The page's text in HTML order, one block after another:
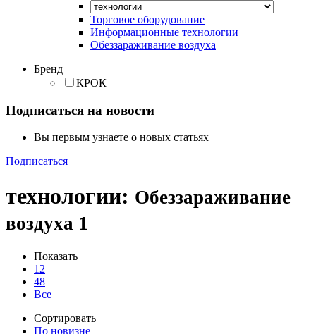
Торговое оборудование
Информационные технологии
Обеззараживание воздуха
Бренд
КРОК
Подписаться на новости
Вы первым узнаете о новых статьях
Подписаться
технологии: Обеззараживание
воздуха 1
Показать
12
48
Все
Сортировать
По новизне